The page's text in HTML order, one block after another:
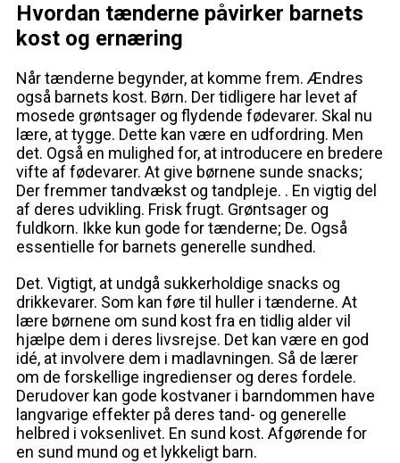
Hvordan tænderne påvirker barnets
kost og ernæring
Når tænderne begynder, at komme frem. Ændres
også barnets kost. Børn. Der tidligere har levet af
mosede grøntsager og flydende fødevarer. Skal nu
lære, at tygge. Dette kan være en udfordring. Men
det. Også en mulighed for, at introducere en bredere
vifte af fødevarer. At give børnene sunde snacks;
Der fremmer tandvækst og tandpleje. . En vigtig del
af deres udvikling. Frisk frugt. Grøntsager og
fuldkorn. Ikke kun gode for tænderne; De. Også
essentielle for barnets generelle sundhed.
Det. Vigtigt, at undgå sukkerholdige snacks og
drikkevarer. Som kan føre til huller i tænderne. At
lære børnene om sund kost fra en tidlig alder vil
hjælpe dem i deres livsrejse. Det kan være en god
idé, at involvere dem i madlavningen. Så de lærer
om de forskellige ingredienser og deres fordele.
Derudover kan gode kostvaner i barndommen have
langvarige effekter på deres tand- og generelle
helbred i voksenlivet. En sund kost. Afgørende for
en sund mund og et lykkeligt barn.